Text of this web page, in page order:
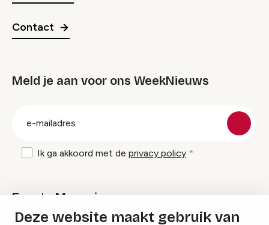
Deze website maakt gebruik van
Contact
Meld je aan voor ons WeekNieuws
Ik ga akkoord met de privacy policy
Events Magazine